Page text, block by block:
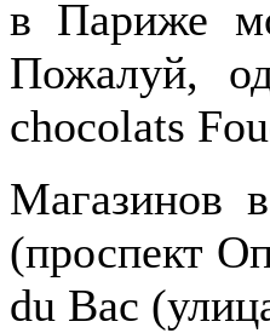
в Париже
Пожалуй,
chocolats
Магазинов
(проспект
du Bac